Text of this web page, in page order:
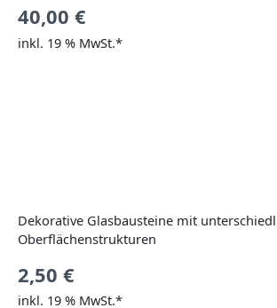
40,00 €
inkl. 19 % MwSt.*
Dekorative Glasbausteine mit
Oberflächenstrukturen
2,50 €
inkl. 19 % MwSt.*